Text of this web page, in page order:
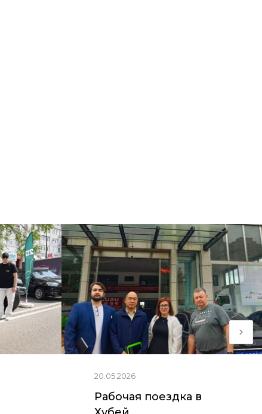
20.05.2026
Рабочая поездка в